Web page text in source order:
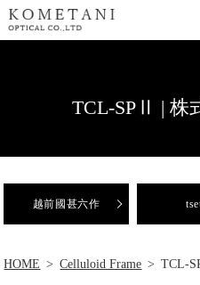
TCL-SPⅡ | 株
越前國甚六作
HOME Celluloid Frame TCL-